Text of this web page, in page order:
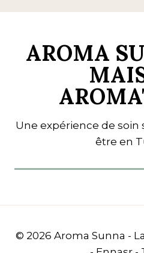
AROMA
Une expérience de soin
être en
© 2026 Aroma Sunna -